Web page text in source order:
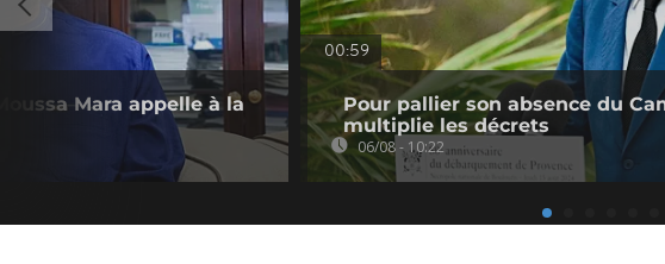
Mara appelle à la
00:59
Pour pallier son absence du
multiplie les décrets
06/08 - 10:22